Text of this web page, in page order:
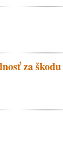
za